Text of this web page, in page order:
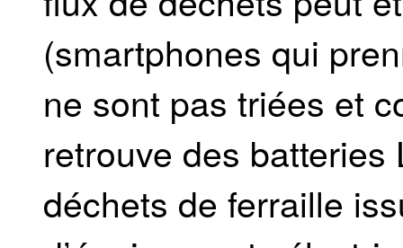
(smartphones qui
ne sont pas triées et
retrouve des
déchets de ferraille